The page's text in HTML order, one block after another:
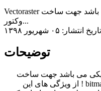
Vectoraster یک برنامه کاربردی گرافیکی می باشد جهت ساخت
وکتور...
تاریخ انتشار: ۰۵ شهریور ۱۳۹۸
توضیحات
می باشد جهت ساخت
وکتور ، الگو و .. بر روی عکس های bitmap ! از ویژگی های این